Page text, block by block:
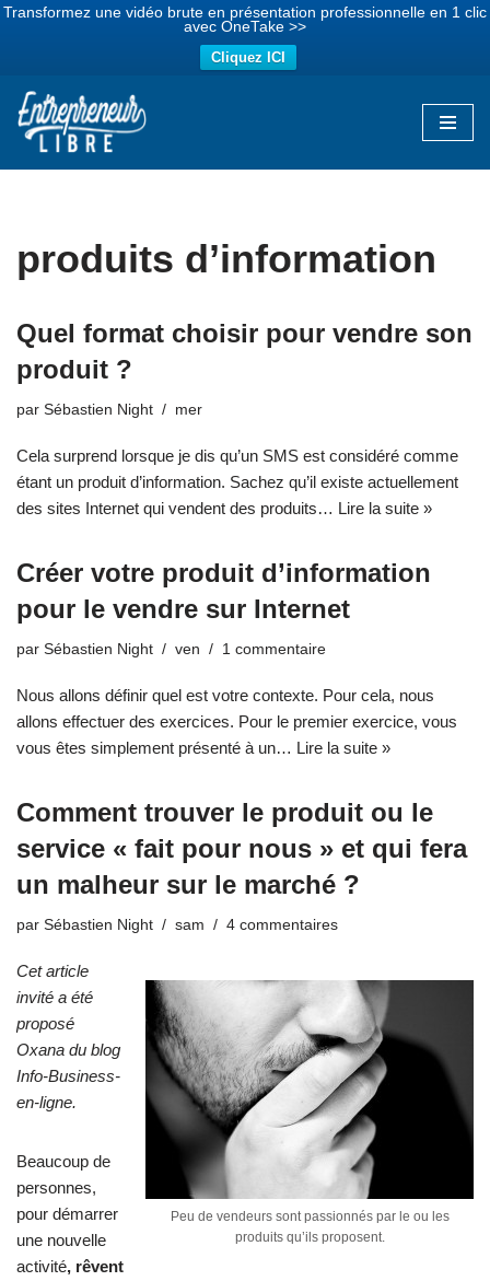
Transformez une vidéo brute en présentation professionnelle en 1 clic
avec OneTake >>
Cliquez ICI
Aller
produits d’information
Quel format choisir pour vendre son
produit ?
par Sébastien Night mer
Cela surprend lorsque je dis qu’un SMS est considéré comme
étant un produit d’information. Sachez qu’il existe actuellement
des sites Internet qui vendent des produits… Lire la suite »
Créer votre produit d’information
pour le vendre sur Internet
par Sébastien Night ven 1 commentaire
Nous allons définir quel est votre contexte. Pour cela, nous
allons effectuer des exercices. Pour le premier exercice, vous
vous êtes simplement présenté à un… Lire la suite »
Comment trouver le produit ou le
service « fait pour nous » et qui fera
un malheur sur le marché ?
par Sébastien Night sam 4 commentaires
Peu de vendeurs sont passionnés par le ou les
produits qu’ils proposent.
Cet article
invité a été
proposé
Oxana du blog
Info-Business-
en-ligne.
Beaucoup de
personnes,
pour démarrer
une nouvelle
activité, rêvent